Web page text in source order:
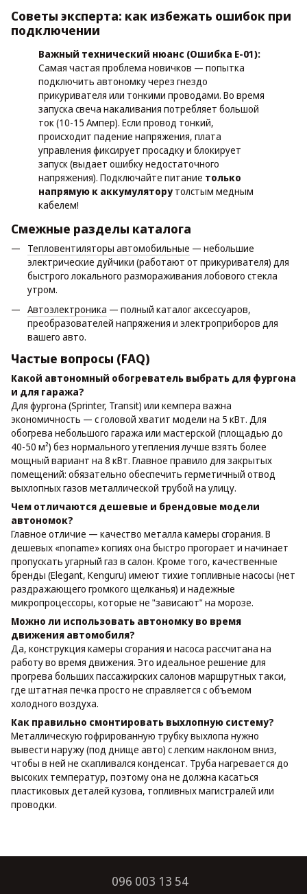
Советы эксперта: как избежать ошибок при
подключении
Важный технический нюанс (Ошибка E-01):
Самая частая проблема новичков — попытка
подключить автономку через гнездо
прикуривателя или тонкими проводами. Во время
запуска свеча накаливания потребляет большой
ток (10-15 Ампер). Если провод тонкий,
происходит падение напряжения, плата
управления фиксирует просадку и блокирует
запуск (выдает ошибку недостаточного
напряжения). Подключайте питание только
напрямую к аккумулятору толстым медным
кабелем!
Смежные разделы каталога
Тепловентиляторы автомобильные — небольшие
электрические дуйчики (работают от прикуривателя) для
быстрого локального размораживания лобового стекла
утром.
Автоэлектроника — полный каталог аксессуаров,
преобразователей напряжения и электроприборов для
вашего авто.
Частые вопросы (FAQ)
Какой автономный обогреватель выбрать для фургона
и для гаража?
Для фургона (Sprinter, Transit) или кемпера важна
экономичность — с головой хватит модели на 5 кВт. Для
обогрева небольшого гаража или мастерской (площадью до
40-50 м²) без нормального утепления лучше взять более
мощный вариант на 8 кВт. Главное правило для закрытых
помещений: обязательно обеспечить герметичный отвод
выхлопных газов металлической трубой на улицу.
Чем отличаются дешевые и брендовые модели
автономок?
Главное отличие — качество металла камеры сгорания. В
дешевых «noname» копиях она быстро прогорает и начинает
пропускать угарный газ в салон. Кроме того, качественные
бренды (Elegant, Kenguru) имеют тихие топливные насосы (нет
раздражающего громкого щелканья) и надежные
микропроцессоры, которые не "зависают" на морозе.
Можно ли использовать автономку во время
движения автомобиля?
Да, конструкция камеры сгорания и насоса рассчитана на
работу во время движения. Это идеальное решение для
прогрева больших пассажирских салонов маршрутных такси,
где штатная печка просто не справляется с объемом
холодного воздуха.
Как правильно смонтировать выхлопную систему?
Металлическую гофрированную трубку выхлопа нужно
вывести наружу (под днище авто) с легким наклоном вниз,
чтобы в ней не скапливался конденсат. Труба нагревается до
высоких температур, поэтому она не должна касаться
пластиковых деталей кузова, топливных магистралей или
проводки.
096 003 13 54